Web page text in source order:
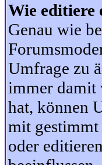
Wie editiere
Genau wie
Umfrage zu
immer damit
hat, können
mit gestimmt
oder